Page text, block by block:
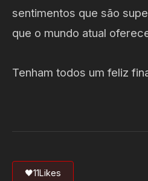
sentimentos que são
que o mundo atual
Tenham todos um feliz
🖤11Likes